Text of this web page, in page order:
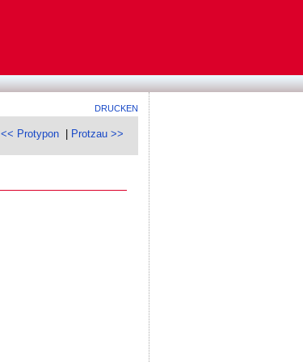
DRUCKEN
<< Protypon Protzau >>